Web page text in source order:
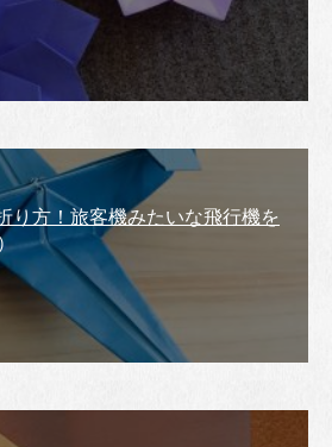
り方！旅客機みたいな飛行機を